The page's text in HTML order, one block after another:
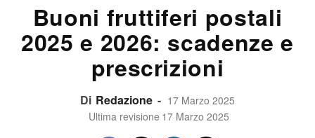
Buoni fruttiferi postali
2025 e 2026: scadenze e
prescrizioni
Di Redazione - 17 Marzo 2025
Ultima revisione 17 Marzo 2025